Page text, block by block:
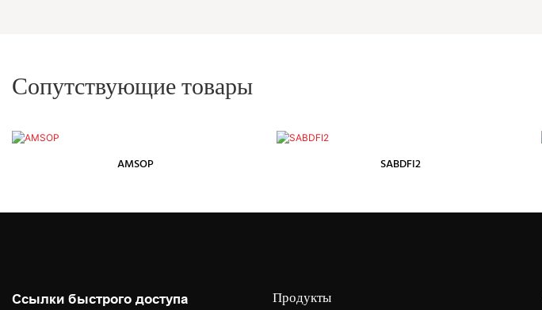
Сопутствующие товары
AMSOP SABDFI2
Ссылки быстрого доступа Продукты